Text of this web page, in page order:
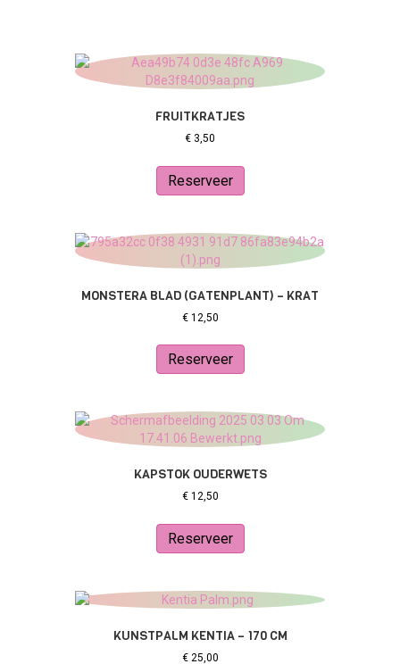
FRUITKRATJES
€ 3,50
Reserveer
MONSTERA BLAD (GATENPLANT) – KRAT
€12,50
Reserveer
KAPSTOK OUDERWETS
€12,50
Reserveer
KUNSTPALM KENTIA – 170 CM
€25,00